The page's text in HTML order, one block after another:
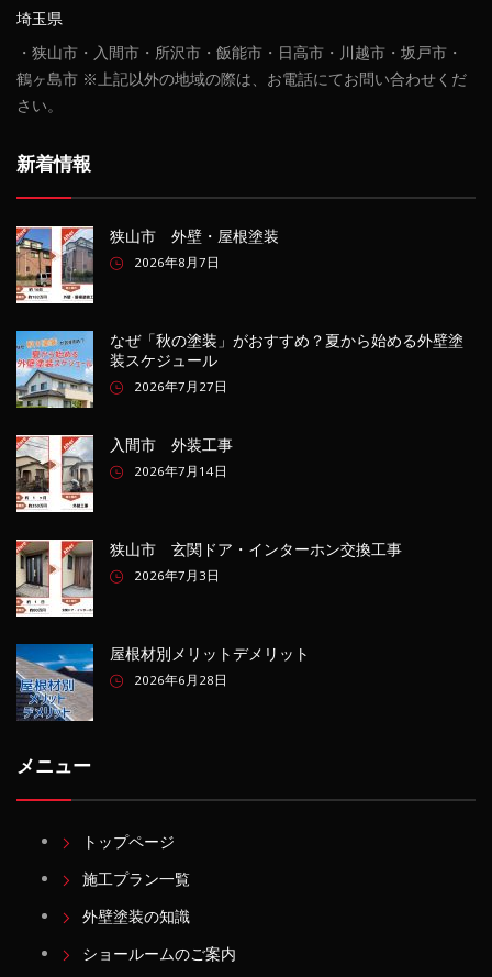
埼玉県
・狭山市・入間市・所沢市・飯能市・日高市・川越市・坂戸市・
鶴ヶ島市 ※上記以外の地域の際は、お電話にてお問い合わせくだ
さい。
新着情報
狭山市 外壁・屋根塗装
2026年8月7日
なぜ「秋の塗装」がおすすめ？夏から始める外壁塗
装スケジュール
2026年7月27日
入間市 外装工事
2026年7月14日
狭山市 玄関ドア・インターホン交換工事
2026年7月3日
屋根材別メリットデメリット
2026年6月28日
メニュー
トップページ
施工プラン一覧
外壁塗装の知識
ショールームのご案内